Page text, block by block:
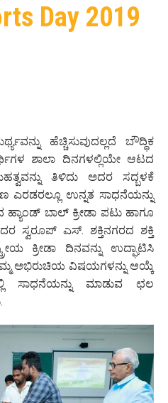
Day 2019
ಹೆಚ್ಚಿಸುವುದಲ್ಲದೆ ಬೌದ್ಧಿಕ
ಶಾಲಾ ದಿನಗಳಲ್ಲಿಯೇ ಆಟದ
ತಿಳಿದು ಅದರ ಸದ್ಬಳಕೆ
ಎರಡರಲ್ಲೂ ಉನ್ನತ ಸಾಧನೆಯನ್ನು
ಹ್ಯಾಂಡ್ ಬಾಲ್‌ ಕ್ರೀಡಾ ಪಟು ಹಾಗೂ
ಸ್ವರೂಪ್‌ ಎಸ್. ಶಕ್ತಿನಗರದ ಶಕ್ತಿ
ಕ್ರೀಡಾ ದಿನವನ್ನು ಉದ್ಘಾಟಿಸಿ
ಅಭಿರುಚಿಯ ವಿಷಯಗಳನ್ನು ಆಯ್ಕೆ
ಸಾಧನೆಯನ್ನು ಮಾಡುವ ಛಲ